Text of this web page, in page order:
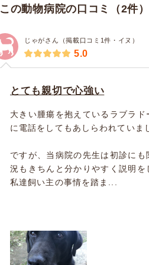
この動物病院の口コミ（2件）
じゃがさん（掲載口コミ1件・イヌ）
5.0
とても親切で心強い
大きい腫瘍を抱えているラブラ
に電話をしてもあしらわれていま
ですが、当病院の先生は初診に
況もきちんと分かりやすく説明
私達飼い主の事情を踏ま...